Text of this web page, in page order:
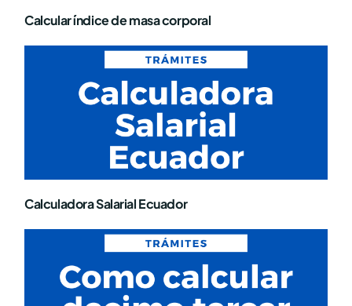
Calcular índice de masa corporal
Calculadora Salarial Ecuador